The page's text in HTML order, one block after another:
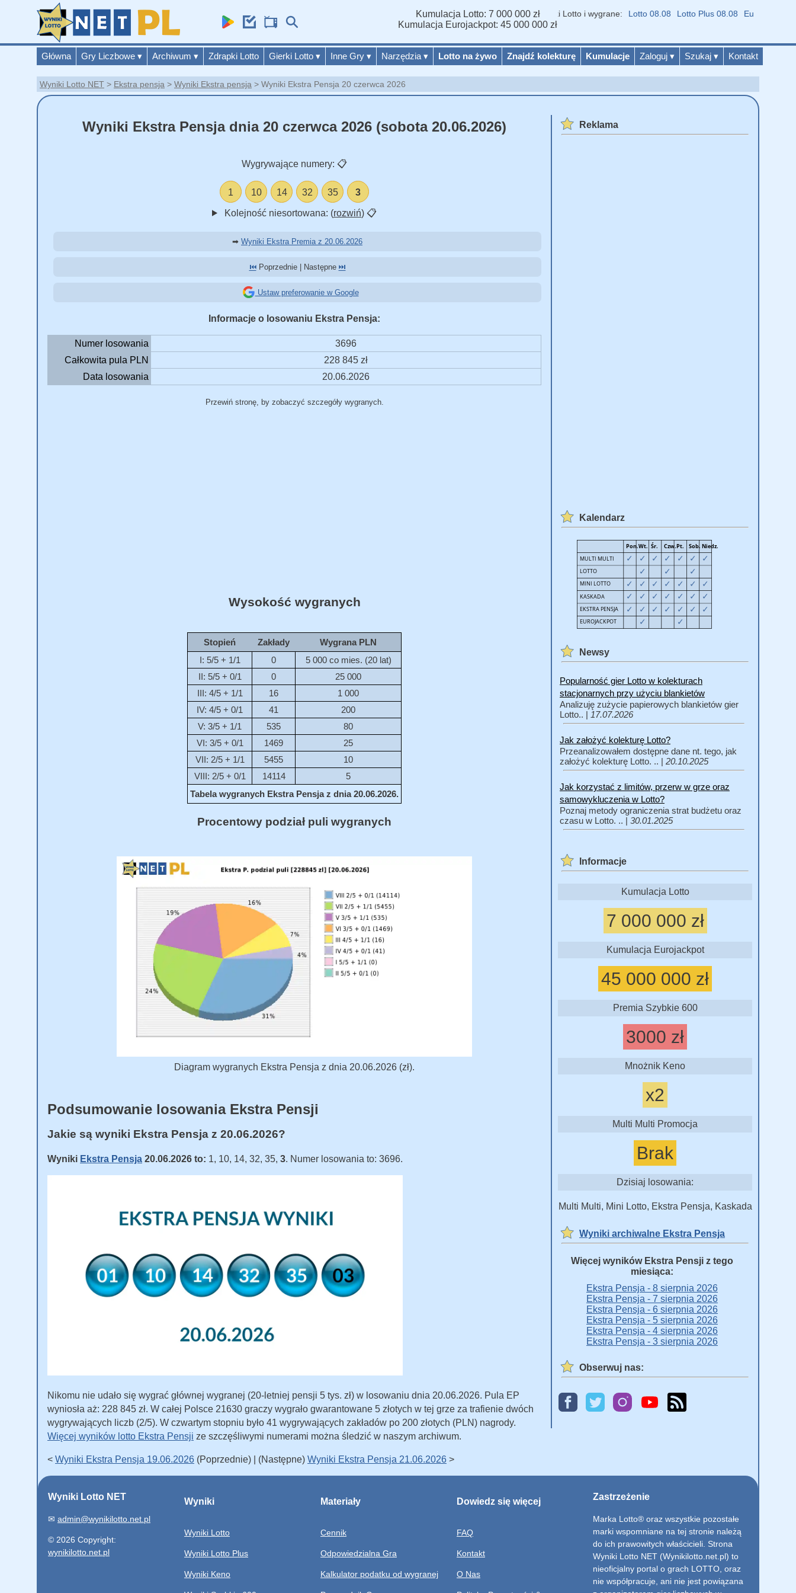
Główna Gry Liczbowe ▾ Archiwum ▾ Zdrapki Lotto Gierki Lotto ▾ Inne Gry ▾ Narzędzia ▾ Lotto na żywo Znajdź kolekturę Kumulacje Zaloguj ▾ Szukaj ▾ Kontakt
Kumulacja Lotto: 7 000 000 zł
Kumulacja Eurojackpot: 45 000 000 zł
Wyniki Lotto i wygrane: Lotto 08.08 Lotto Plus 08.08 Eurojackpot
Wyniki Lotto NET Ekstra pensja Wyniki Ekstra pensja Wyniki Ekstra Pensja 20 czerwca 2026
Wyniki Ekstra Pensja dnia 20 czerwca 2026 (sobota 20.06.2026)
Wygrywające numery: 📋
1 10 14 32 35 3
Kolejność niesortowana: (rozwiń) 📋
➡ Wyniki Ekstra Premia z 20.06.2026
⏮️Poprzednie | Następne ⏭️
Ustaw preferowanie w Google
Informacje o losowaniu Ekstra Pensja:
Numer losowania
3696
Całkowita pula PLN
228 845 zł
Data losowania
20.06.2026
Przewiń stronę, by zobaczyć szczegóły wygranych.
Wysokość wygranych
Stopień Zakłady
Wygrana PLN
I: 5/5 + 1/1
0
5 000 co mies. (20 lat)
II: 5/5 + 0/1
0
25 000
III: 4/5 + 1/1
16
1 000
IV: 4/5 + 0/1
41
200
V: 3/5 + 1/1
535
80
VI: 3/5 + 0/1
1469
25
VII: 2/5 + 1/1
5455
10
VIII: 2/5 + 0/1
14114
5
Tabela wygranych Ekstra Pensja z dnia 20.06.2026.
Procentowy podział puli wygranych
Diagram wygranych Ekstra Pensja z dnia 20.06.2026 (zł).
Podsumowanie losowania Ekstra Pensji
Jakie są wyniki Ekstra Pensja z 20.06.2026?
Wyniki Ekstra Pensja 20.06.2026 to: 1, 10, 14, 32, 35, 3. Numer losowania to: 3696.
Nikomu nie udało się wygrać głównej wygranej (20-letniej pensji 5 tys. zł) w losowaniu dnia 20.06.2026. Pula EP
wyniosła aż: 228 845 zł. W całej Polsce 21630 graczy wygrało gwarantowane 5 złotych w tej grze za trafienie dwóch
wygrywających liczb (2/5). W czwartym stopniu było 41 wygrywających zakładów po 200 złotych (PLN) nagrody.
Więcej wyników lotto Ekstra Pensji ze szczęśliwymi numerami można śledzić w naszym archiwum.
< Wyniki Ekstra Pensja 19.06.2026 (Poprzednie) | (Następne) Wyniki Ekstra Pensja 21.06.2026 >
Reklama
Kalendarz
Newsy
Popularność gier Lotto w kolekturach
stacjonarnych przy użyciu blankietów
Analizuję zużycie papierowych blankietów gier
Lotto.. | 17.07.2026
Jak założyć kolekturę Lotto?
Przeanalizowałem dostępne dane nt. tego, jak
założyć kolekturę Lotto. .. | 20.10.2025
Jak korzystać z limitów, przerw w grze oraz
samowykluczenia w Lotto?
Poznaj metody ograniczenia strat budżetu oraz
czasu w Lotto. .. | 30.01.2025
Informacje
Kumulacja Lotto
7 000 000 zł
Kumulacja Eurojackpot
45 000 000 zł
Premia Szybkie 600
3000 zł
Mnożnik Keno
x2
Multi Multi Promocja
Brak
Dzisiaj losowania:
Multi Multi, Mini Lotto, Ekstra Pensja, Kaskada
Wyniki archiwalne Ekstra Pensja
Więcej wyników Ekstra Pensji z tego
miesiąca:
Ekstra Pensja - 8 sierpnia 2026
Ekstra Pensja - 7 sierpnia 2026
Ekstra Pensja - 6 sierpnia 2026
Ekstra Pensja - 5 sierpnia 2026
Ekstra Pensja - 4 sierpnia 2026
Ekstra Pensja - 3 sierpnia 2026
Obserwuj nas:
Wyniki Lotto NET
✉ admin@wynikilotto.net.pl
© 2026 Copyright:
wynikilotto.net.pl
Wyniki
Wyniki Lotto
Wyniki Lotto Plus
Wyniki Keno
Materiały
Cennik
Odpowiedzialna Gra
Kalkulator podatku od wygranej
Dowiedz się więcej
FAQ
Kontakt
O Nas
Zastrzeżenie
Marka Lotto® oraz wszystkie pozostałe
marki wspomniane na tej stronie należą
do ich prawowitych właścicieli. Strona
Wyniki Lotto NET (Wynikilotto.net.pl) to
nieoficjalny portal o grach LOTTO, oraz
nie współpracuje, ani nie jest powiązana